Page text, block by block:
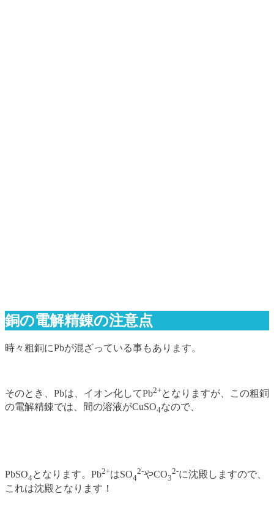
銅の電解精錬の注意点
時々粗銅にPbが混ざっている事もあります。
そのとき、Pbは、イオン化してPb2+となりますが、この粗銅
の電解精錬では、間の溶液がCuSO4なので、
PbSO4となります。Pb2+はSO4
2-やCO3
2-に沈殿しますので、
これは沈殿となります！